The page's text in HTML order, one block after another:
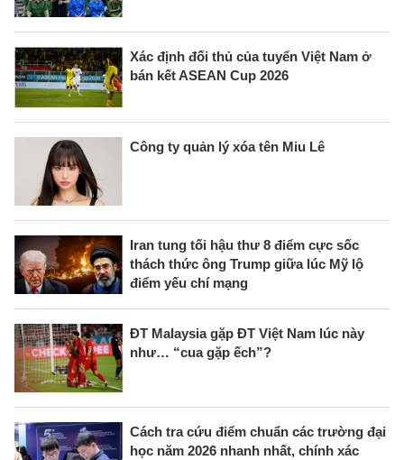
Xác định đối thủ của tuyển Việt Nam ở
bán kết ASEAN Cup 2026
Công ty quản lý xóa tên Miu Lê
Iran tung tối hậu thư 8 điểm cực sốc
thách thức ông Trump giữa lúc Mỹ lộ
điểm yếu chí mạng
ĐT Malaysia gặp ĐT Việt Nam lúc này
như… “cua gặp ếch”?
Cách tra cứu điểm chuẩn các trường đại
học năm 2026 nhanh nhất, chính xác